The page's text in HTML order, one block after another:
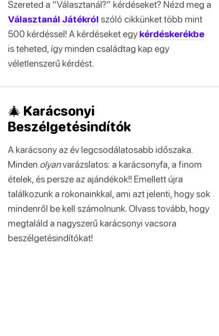
Szereted a “Választanál?” kérdéseket? Nézd meg a
Választanál Játékról szóló cikkünket több mint
500 kérdéssel! A kérdéseket egy kérdéskerékbe
is teheted, így minden családtag kap egy
véletlenszerű kérdést.
🎄 Karácsonyi
Beszélgetésindítók
A karácsony az év legcsodálatosabb időszaka.
Minden olyanvarázslatos: a karácsonyfa, a finom
ételek, és persze az ajándékok!! Emellett újra
találkozunk a rokonainkkal, ami azt jelenti, hogy sok
mindenről be kell számolnunk. Olvass tovább, hogy
megtaláld a nagyszerű karácsonyi vacsora
beszélgetésindítókat!